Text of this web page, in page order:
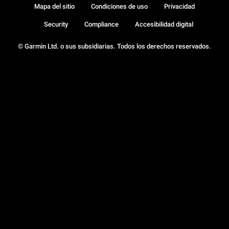
© Garmin Ltd. o sus subsidiarias. Todos los derechos reservados.
Mapa del sitio Condiciones de uso Privacidad
Security Compliance Accesibilidad digital